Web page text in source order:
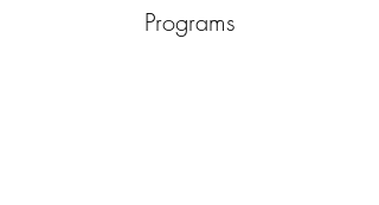
Programs